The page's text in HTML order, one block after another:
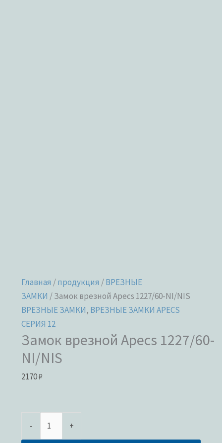
Главная /продукция /ВРЕЗНЫЕ
ЗАМКИ / Замок врезной Apecs 1227/60-NI/NIS
ВРЕЗНЫЕ ЗАМКИ, ВРЕЗНЫЕ ЗАМКИ APECS
СЕРИЯ 12
Замок врезной Apecs 1227/60-
NI/NIS
2170₽
- +